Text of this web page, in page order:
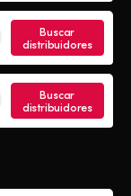
Buscar
distribuidores
Buscar
distribuidores